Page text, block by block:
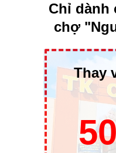
Chỉ dành
chợ
Thay